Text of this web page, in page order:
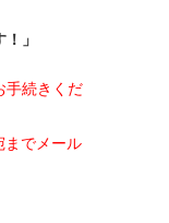
」
手続きくだ
までメール